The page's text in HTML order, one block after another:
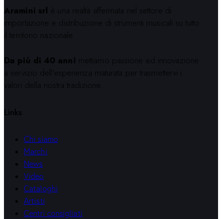
Aramini srl è una realtà affermata nel settore di
importazione e distribuzione di strumenti musicali su tutto
il territorio nazionale.
Da più di 40 anni mettiamo passione ed innovazione
a servizio dell’esperienza maturata per trasmettervi i
valori della nostra tradizione.
Links
Chi siamo
Marchi
News
Video
Cataloghi
Artisti
Centri consigliati